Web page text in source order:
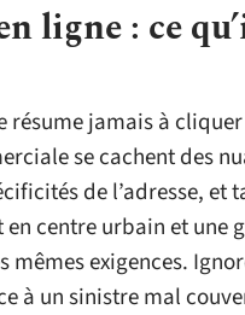
ligne : ce
résume jamais à
se cachent des
de l’adresse, et
centre urbain et une
exigences.
à un sinistre mal